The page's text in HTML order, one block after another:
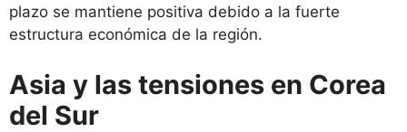
plazo se mantiene positiva debido a la fuerte
estructura económica de la región.
Asia y las tensiones en Corea
del Sur